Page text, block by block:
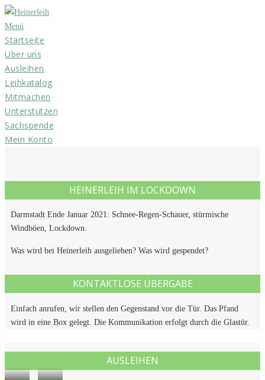
Zum
Inhalt
springen
Menü
Startseite
Über uns
Ausleihen
Leihkatalog
Mitmachen
Unterstützen
Sachspende
Mein Konto
HEINERLEIH IM LOCKDOWN
Darmstadt Ende Januar 2021: Schnee-Regen-Schauer, stürmische
Windböen, Lockdown.
Was wird bei Heinerleih ausgeliehen? Was wird gespendet?
KONTAKTLOSE ÜBERGABE
Einfach anrufen, wir stellen den Gegenstand vor die Tür. Das Pfand
wird in eine Box gelegt. Die Kommunikation erfolgt durch die Glastür.
AUSLEIHEN